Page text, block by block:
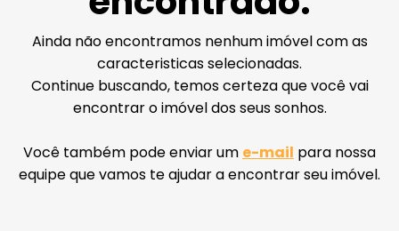
Ainda não encontramos nenhum imóvel com as
caracteristicas selecionadas.
Continue buscando, temos certeza que você vai
encontrar o imóvel dos seus sonhos.
Você também pode enviar um e-mail para nossa
equipe que vamos te ajudar a encontrar seu imóvel.